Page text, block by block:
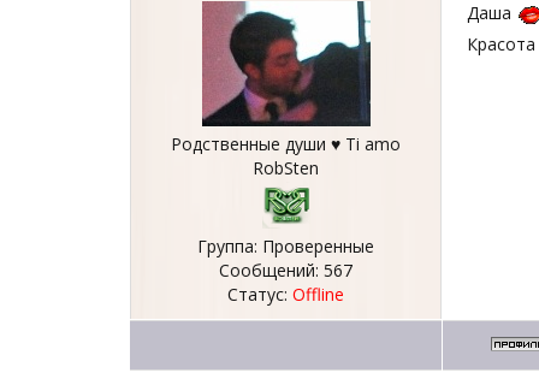
Родственные души ♥ Ti amo
RobSten
Группа: Проверенные
Сообщений: 567
Статус: Offline
Даша
Красота